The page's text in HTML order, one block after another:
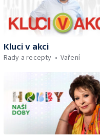
Kluci v akci
Rady a recepty
Vaření